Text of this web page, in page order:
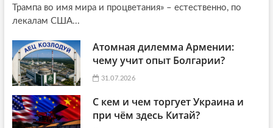
Трампа во имя мира и процветания» – естественно, по
лекалам США...
Атомная дилемма Армении:
чему учит опыт Болгарии?
31.07.2026
С кем и чем торгует Украина и
при чём здесь Китай?